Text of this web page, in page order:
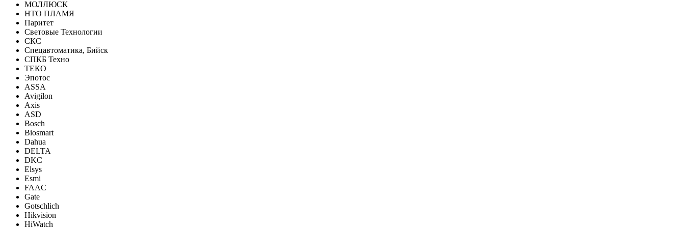
МОЛЛЮСК
НТО ПЛАМЯ
Паритет
Световые Технологии
СКС
Спецавтоматика, Бийск
СПКБ Техно
ТЕКО
Эпотос
ASSA
Avigilon
Axis
ASD
Bosch
Biosmart
Dahua
DELTA
DKC
Elsys
Esmi
FAAC
Gate
Gotschlich
Hikvision
HiWatch